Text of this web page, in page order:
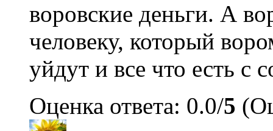
воровские деньги. А
человеку, который
уйдут и все что есть с
Оценка ответа: 0.0/5